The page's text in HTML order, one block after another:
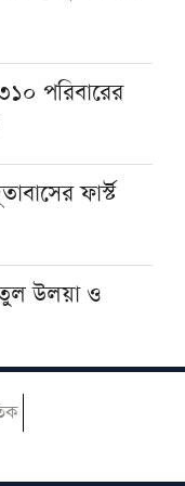
মুয়াজ্জিনের
না করলে
মুহতামিম
পরিবারের
ফার্স্ট
উলয়া ও
আকিদা